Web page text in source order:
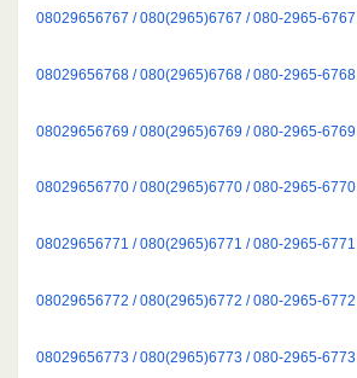
08029656767 / 080(2965)6767 / 080-2965-6767
08029656768 / 080(2965)6768 / 080-2965-6768
08029656769 / 080(2965)6769 / 080-2965-6769
08029656770 / 080(2965)6770 / 080-2965-6770
08029656771 / 080(2965)6771 / 080-2965-6771
08029656772 / 080(2965)6772 / 080-2965-6772
08029656773 / 080(2965)6773 / 080-2965-6773